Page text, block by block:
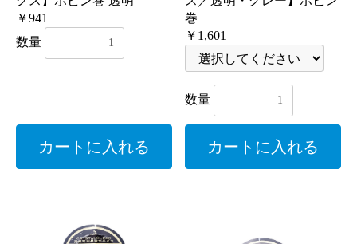
￥941
数量
カートに入れる
巻
￥1,601
数量
カートに入れる